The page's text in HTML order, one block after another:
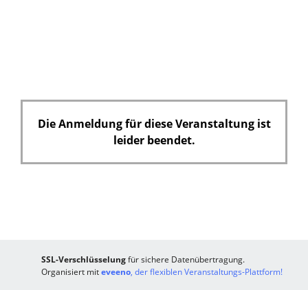
Die Anmeldung für diese Veranstaltung ist
leider beendet.
SSL-Verschlüsselungfür sichere Datenübertragung.
Organisiert miteveeno, der flexiblen Veranstaltungs-Plattform!